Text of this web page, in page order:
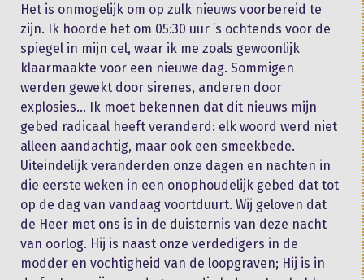
Het is onmogelijk om op zulk nieuws voorbereid te
zijn. Ik hoorde het om 05:30 uur ’s ochtends voor de
spiegel in mijn cel, waar ik me zoals gewoonlijk
klaarmaakte voor een nieuwe dag. Sommigen
werden gewekt door sirenes, anderen door
explosies… Ik moet bekennen dat dit nieuws mijn
gebed radicaal heeft veranderd: elk woord werd niet
alleen aandachtig, maar ook een smeekbede.
Uiteindelijk veranderden onze dagen en nachten in
die eerste weken in een onophoudelijk gebed dat tot
op de dag van vandaag voortduurt. Wij geloven dat
de Heer met ons is in de duisternis van deze nacht
van oorlog. Hij is naast onze verdedigers in de
modder en vochtigheid van de loopgraven; Hij is in